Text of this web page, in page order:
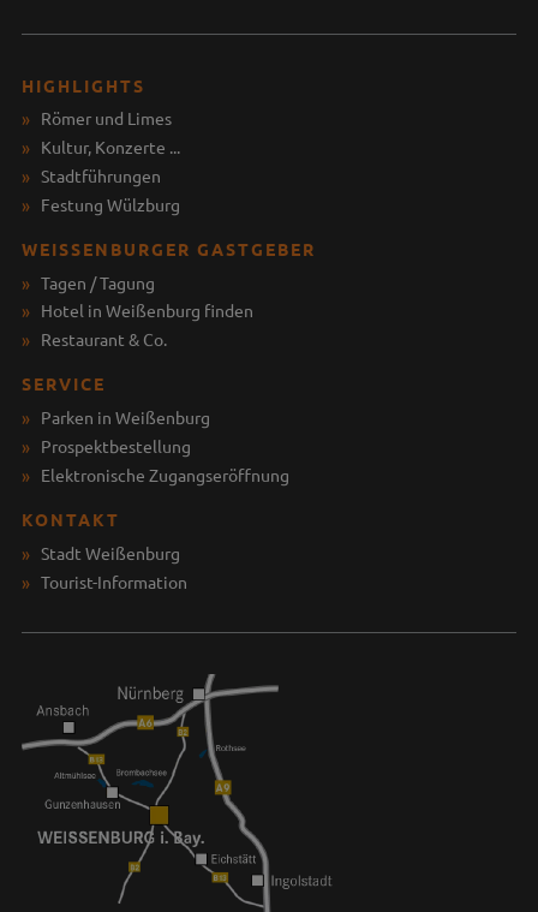
HIGHLIGHTS
Römer und Limes
Kultur, Konzerte ...
Stadtführungen
Festung Wülzburg
WEISSENBURGER GASTGEBER
Tagen / Tagung
Hotel in Weißenburg finden
Restaurant & Co.
SERVICE
Parken in Weißenburg
Prospektbestellung
Elektronische Zugangseröffnung
KONTAKT
Stadt Weißenburg
Tourist-Information